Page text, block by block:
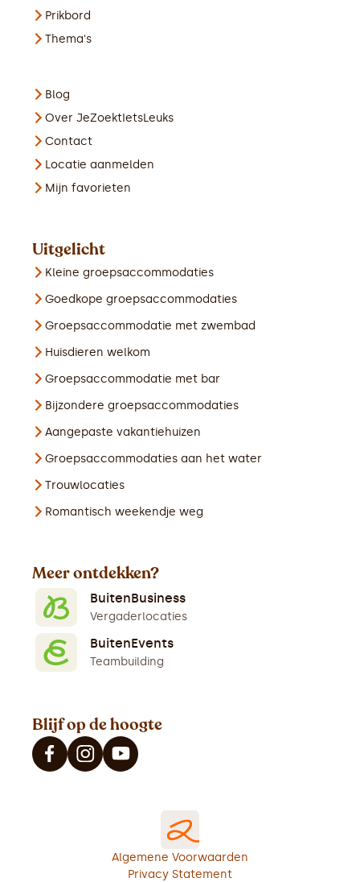
Prikbord
Thema's
Blog
Over JeZoektIetsLeuks
Contact
Locatie aanmelden
Mijn favorieten
Uitgelicht
Kleine groepsaccommodaties
Goedkope groepsaccommodaties
Groepsaccommodatie met zwembad
Huisdieren welkom
Groepsaccommodatie met bar
Bijzondere groepsaccommodaties
Aangepaste vakantiehuizen
Groepsaccommodaties aan het water
Trouwlocaties
Romantisch weekendje weg
Meer ontdekken?
BuitenBusiness
Vergaderlocaties
BuitenEvents
Teambuilding
Blijf op de hoogte
Algemene Voorwaarden
Privacy Statement